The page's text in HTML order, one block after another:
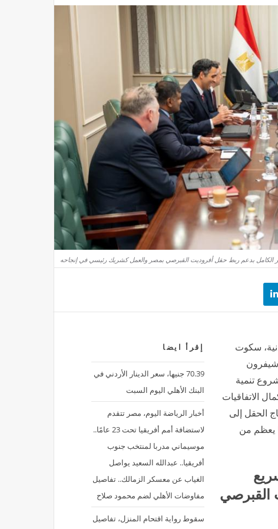
الكامل بدعم ربط حقل أفروديت القبرصي بمصر والعمل كشريك رئيسي في إنجاحه
إقرأ ايضا
70.39 جنيها، سعر الدينار الأردني في
البنك الأهلي اليوم السبت
أخبار الرياضة اليوم، مصر تتقدم
لاستضافة أمم أفريقيا تحت 23 عامًا..
موسيماني مدربا لمنتخب جنوب
أفريقيا.. عبدالله السعيد يواصل
الغياب عن معسكر الزمالك.. تفاصيل
مفاوضات الأهلي لضم محمود صلاح
سقوط رواية اقتحام المنزل، تفاصيل
سكوت
شيفرون
تنمية
الاتفاقيات
الحقل إلى
يعظم من
القبرصي